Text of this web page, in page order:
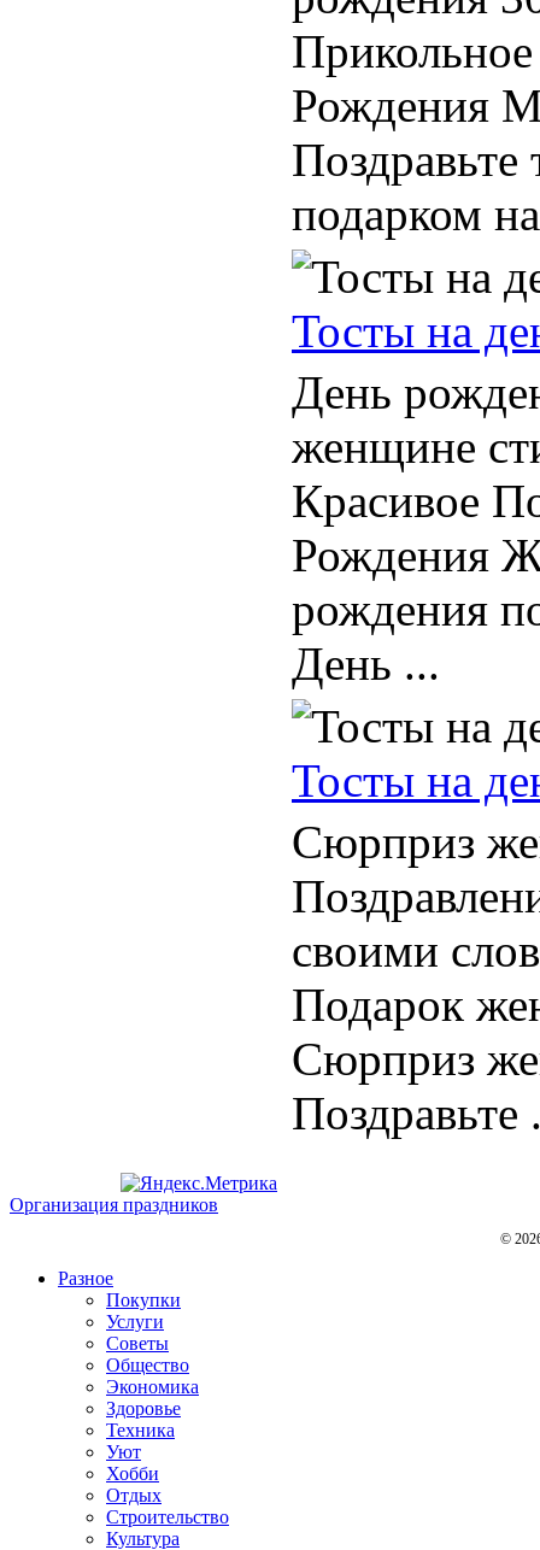
Рождения
подарком
Тосты на
День
женщине
Красивое
Рождения
рождения
День ...
Тосты на
Сюрприз
своими
Подарок
Сюрприз
Поздравьте
Организация праздников
©
Разное
Покупки
Услуги
Советы
Общество
Экономика
Здоровье
Техника
Уют
Хобби
Отдых
Строительство
Культура